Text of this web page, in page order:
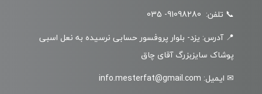
📞 تلفن: 91098280- 035
📍 آدرس: یزد- بلوار پروفسور حسابی نرسیده به نعل اسبی
پوشاک سایزبزرگ آقای چاق
✉ ایمیل: info.mesterfat@gmail.com